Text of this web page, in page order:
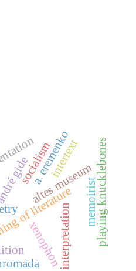
of literature
interpretation
gide
xenophon
altes museumplaying knucklebones
socialism
a. eremenko
intertext
memoirist